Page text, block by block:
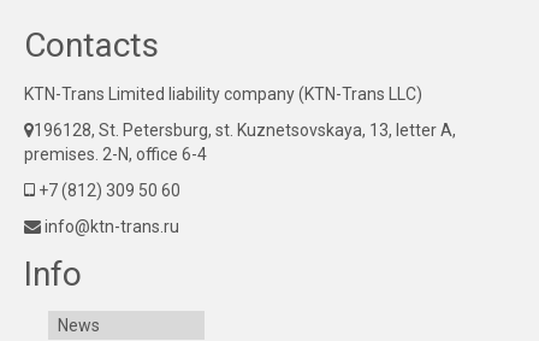
Contacts
KTN-Trans Limited liability company (KTN-Trans LLC)
196128, St. Petersburg, st. Kuznetsovskaya, 13, letter A,
premises. 2-N, office 6-4
+7 (812) 309 50 60
info@ktn-trans.ru
Info
News